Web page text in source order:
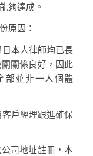
夠達成。
原因：
日本人律師均已長
關係良好，因此
部並非一人個體
戶經理跟進確保
司地址註冊，本